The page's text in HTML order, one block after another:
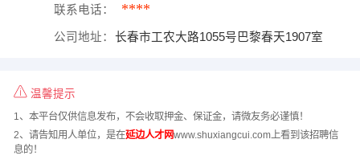
联系电话： ****
公司地址： 长春市工农大路1055号巴黎春天1907室
温馨提示
1、本平台仅供信息发布，不会收取押金、保证金，请微友务必谨慎！
2、请告知用人单位，是在延边人才网www.shuxiangcui.com上看到该招聘信
息的！